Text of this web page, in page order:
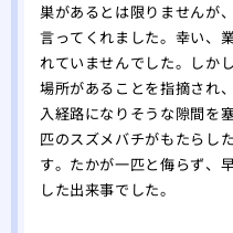
巣があるとは限りませんが
言ってくれました。幸い、
れていませんでした。しか
場所があることを指摘され
入経路になりそうな隙間を
匹のスズメバチがもたらし
す。たかが一匹と侮らず、
した出来事でした。